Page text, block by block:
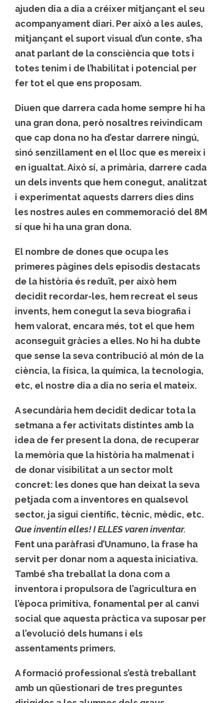
ajuden dia a dia a créixer mitjançant el seu
acompanyament diari. Per això a les aules,
mitjançant el suport visual d’un conte, s’ha
anat parlant de la consciència que tots i
totes tenim i de l’habilitat i potencial per
fer tot el que ens proposam.
Diuen que darrera cada home sempre hi ha
una gran dona, però nosaltres reivindicam
que cap dona no ha d’estar darrere ningú,
sinó senzillament en el lloc que es mereix i
en igualtat. Això sí, a primària, darrere cada
un dels invents que hem conegut, analitzat
i experimentat aquests darrers dies dins
les nostres aules en commemoració del 8M
sí que hi ha una gran dona.
El nombre de dones que ocupa les
primeres pàgines dels episodis destacats
de la història és reduït, per això hem
decidit recordar-les, hem recreat el seus
invents, hem conegut la seva biografia i
hem valorat, encara més, tot el que hem
aconseguit gràcies a elles. No hi ha dubte
que sense la seva contribució al món de la
ciència, la física, la química, la tecnologia,
etc, el nostre dia a dia no seria el mateix.
A secundària hem decidit dedicar tota la
setmana a fer activitats distintes amb la
idea de fer present la dona, de recuperar
la memòria que la història ha malmenat i
de donar visibilitat a un sector molt
concret: les dones que han deixat la seva
petjada com a inventores en qualsevol
sector, ja sigui científic, tècnic, mèdic, etc.
Que inventin elles! I ELLES varen inventar.
Fent una paràfrasi d’Unamuno, la frase ha
servit per donar nom a aquesta iniciativa.
També s’ha treballat la dona com a
inventora i propulsora de l’agricultura en
l’època primitiva, fonamental per al canvi
social que aquesta pràctica va suposar per
a l’evolució dels humans i els
assentaments primers.
A formació professional s’està treballant
amb un qüestionari de tres preguntes